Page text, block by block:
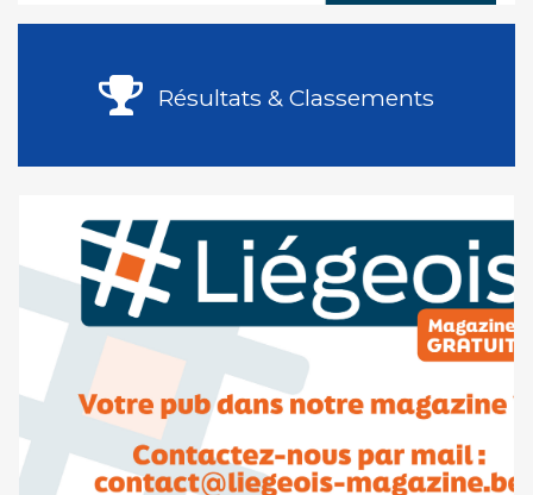
Résultats & Classements